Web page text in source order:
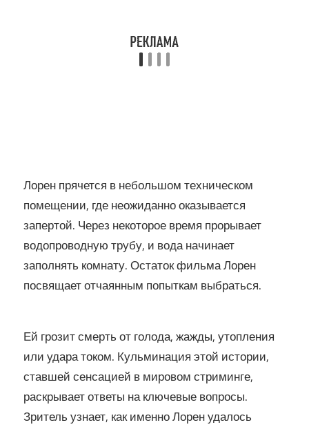
Лорен прячется в небольшом техническом
помещении, где неожиданно оказывается
запертой. Через некоторое время прорывает
водопроводную трубу, и вода начинает
заполнять комнату. Остаток фильма Лорен
посвящает отчаянным попыткам выбраться.
Ей грозит смерть от голода, жажды, утопления
или удара током. Кульминация этой истории,
ставшей сенсацией в мировом стриминге,
раскрывает ответы на ключевые вопросы.
Зритель узнает, как именно Лорен удалось